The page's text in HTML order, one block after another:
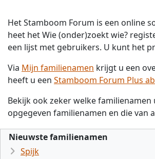
Het Stamboom Forum is een online
heet het Wie (onder)zoekt wie?
een lijst met gebruikers. U kunt het
Via Mijn familienamen krijgt u een
heeft u een Stamboom Forum Plus
Bekijk ook zeker welke familienamen
opgegeven familienamen en die van
Nieuwste familienamen
Spijk